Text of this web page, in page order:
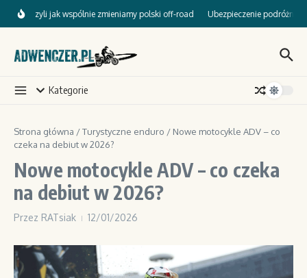
Przejdź do treści
czyli jak wspólnie zmieniamy polski off-road Ubezpieczenie podróżne
Kategorie
Strona główna /Turystyczne enduro / Nowe motocykle ADV – co
czeka na debiut w 2026?
Nowe motocykle ADV – co czeka
na debiut w 2026?
Przez RATsiak 12/01/2026